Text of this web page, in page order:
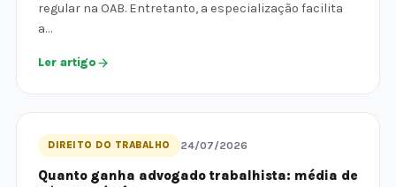
regular na OAB. Entretanto, a especialização facilita
a…
Ler artigo
DIREITO DO TRABALHO 24/07/2026
Quanto ganha advogado trabalhista: média de